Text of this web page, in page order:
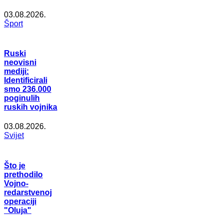
03.08.2026.
Šport
Ruski
neovisni
mediji:
Identificirali
smo 236.000
poginulih
ruskih vojnika
03.08.2026.
Svijet
Što je
prethodilo
Vojno-
redarstvenoj
operaciji
"Oluja"